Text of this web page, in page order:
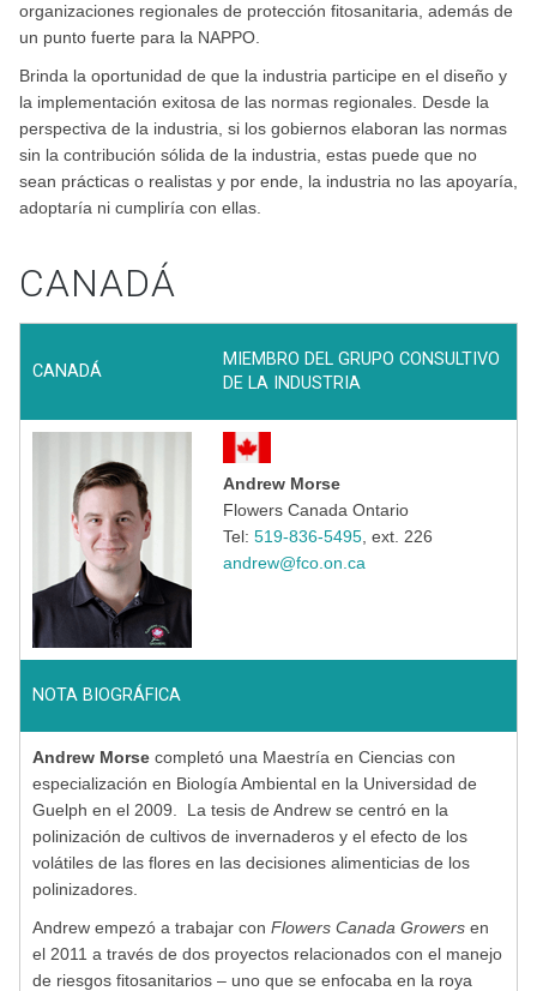
organizaciones regionales de protección fitosanitaria, además de
un punto fuerte para la NAPPO.
Brinda la oportunidad de que la industria participe en el diseño y
la implementación exitosa de las normas regionales. Desde la
perspectiva de la industria, si los gobiernos elaboran las normas
sin la contribución sólida de la industria, estas puede que no
sean prácticas o realistas y por ende, la industria no las apoyaría,
adoptaría ni cumpliría con ellas.
CANADÁ
CANADÁ
MIEMBRO DEL GRUPO CONSULTIVO
DE LA INDUSTRIA
Andrew Morse
Flowers Canada Ontario
Tel: 519-836-5495 , ext. 226
andrew@fco.on.ca
NOTA BIOGRÁFICA
Andrew Morse completó una Maestría en Ciencias con
especialización en Biología Ambiental en la Universidad de
Guelph en el 2009. La tesis de Andrew se centró en la
polinización de cultivos de invernaderos y el efecto de los
volátiles de las flores en las decisiones alimenticias de los
polinizadores.
Andrew empezó a trabajar con Flowers Canada Growers en
el 2011 a través de dos proyectos relacionados con el manejo
de riesgos fitosanitarios – uno que se enfocaba en la roya